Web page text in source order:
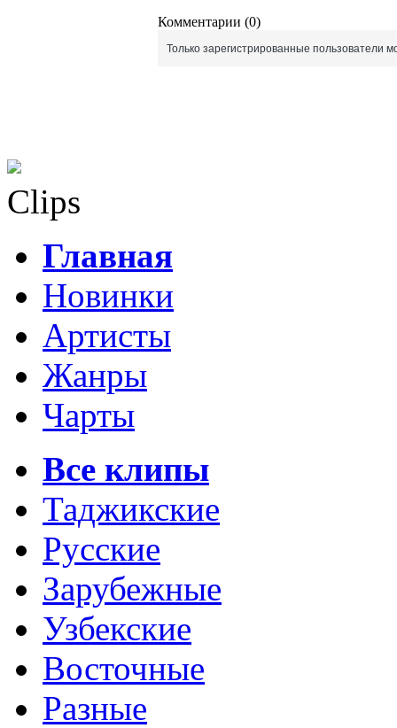
Комментарии (0)
Только зарегистрированные пользователи
Clips
Главная
Новинки
Артисты
Жанры
Чарты
Все клипы
Таджикские
Русские
Зарубежные
Узбекские
Восточные
Разные